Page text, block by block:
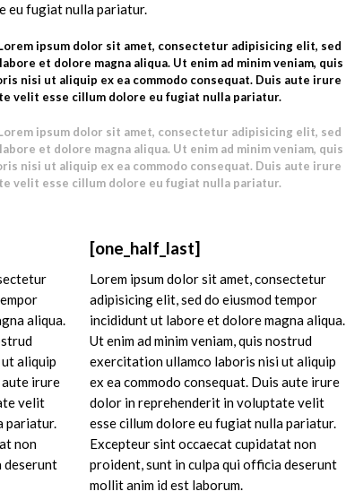
eu fugiat nulla pariatur.
ipsum dolor sit amet, consectetur adipisicing elit, sed
et dolore magna aliqua. Ut enim ad minim veniam, quis
nisi ut aliquip ex ea commodo consequat. Duis aute irure
velit esse cillum dolore eu fugiat nulla pariatur.
ipsum dolor sit amet, consectetur adipisicing elit, sed
et dolore magna aliqua. Ut enim ad minim veniam, quis
nisi ut aliquip ex ea commodo consequat. Duis aute irure
velit esse cillum dolore eu fugiat nulla pariatur.
aliqua.
aliquip
aute irure
velit
pariatur.
non
deserunt
[one_half_last]
Lorem ipsum dolor sit amet, consectetur
adipisicing elit, sed do eiusmod tempor
incididunt ut labore et dolore magna aliqua.
Ut enim ad minim veniam, quis nostrud
exercitation ullamco laboris nisi ut aliquip
ex ea commodo consequat. Duis aute irure
dolor in reprehenderit in voluptate velit
esse cillum dolore eu fugiat nulla pariatur.
Excepteur sint occaecat cupidatat non
proident, sunt in culpa qui officia deserunt
mollit anim id est laborum.